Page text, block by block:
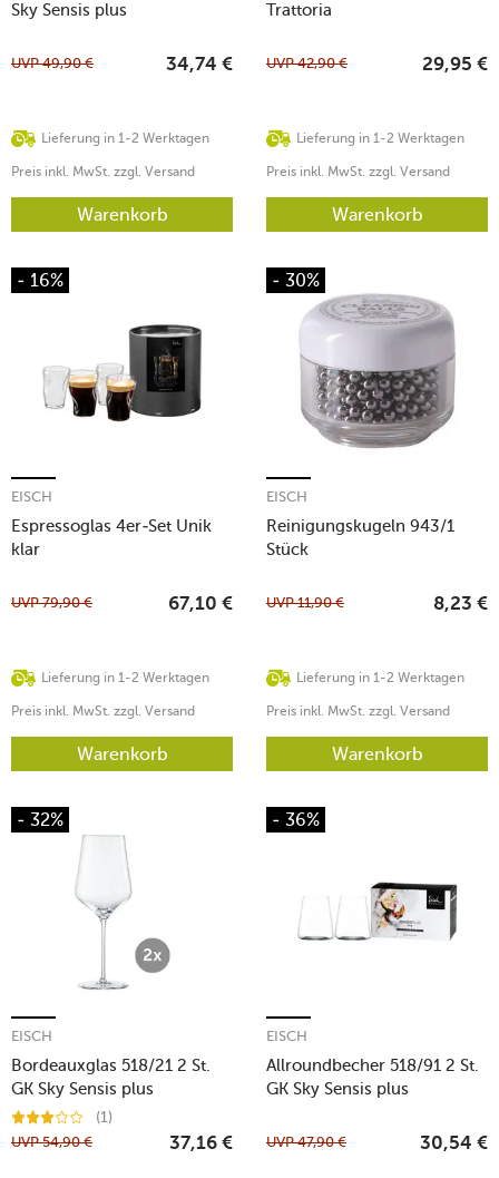
Sky Sensis plus
Lieferung in 1-2 Werktagen
UVP49,90 € 34,74 €
Preis inkl. MwSt. zzgl. Versand
Warenkorb
Trattoria
Lieferung in 1-2 Werktagen
UVP42,90 € 29,95 €
Preis inkl. MwSt. zzgl. Versand
Warenkorb
- 16%
Espressoglas 4er-Set Unik
klar
EISCH
Lieferung in 1-2 Werktagen
UVP79,90 € 67,10 €
Preis inkl. MwSt. zzgl. Versand
Warenkorb
- 30%
Reinigungskugeln 943/1
Stück
EISCH
Lieferung in 1-2 Werktagen
UVP11,90 € 8,23 €
Preis inkl. MwSt. zzgl. Versand
Warenkorb
- 32%
Bordeauxglas 518/21 2 St.
GK Sky Sensis plus
EISCH
(1)
UVP54,90 € 37,16 €
- 36%
Allroundbecher 518/91 2 St.
GK Sky Sensis plus
EISCH
UVP47,90 € 30,54 €